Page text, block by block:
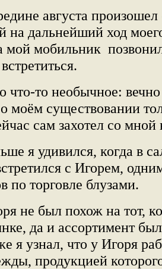
августа
на дальнейший ход
мой мобильник
что-то необычное:
моём существовании
сам захотел со мной
я удивился, когда в
с Игорем,
по торговле блузами.
не был похож на тот,
да и ассортимент
я узнал, что у Игоря
продукцией